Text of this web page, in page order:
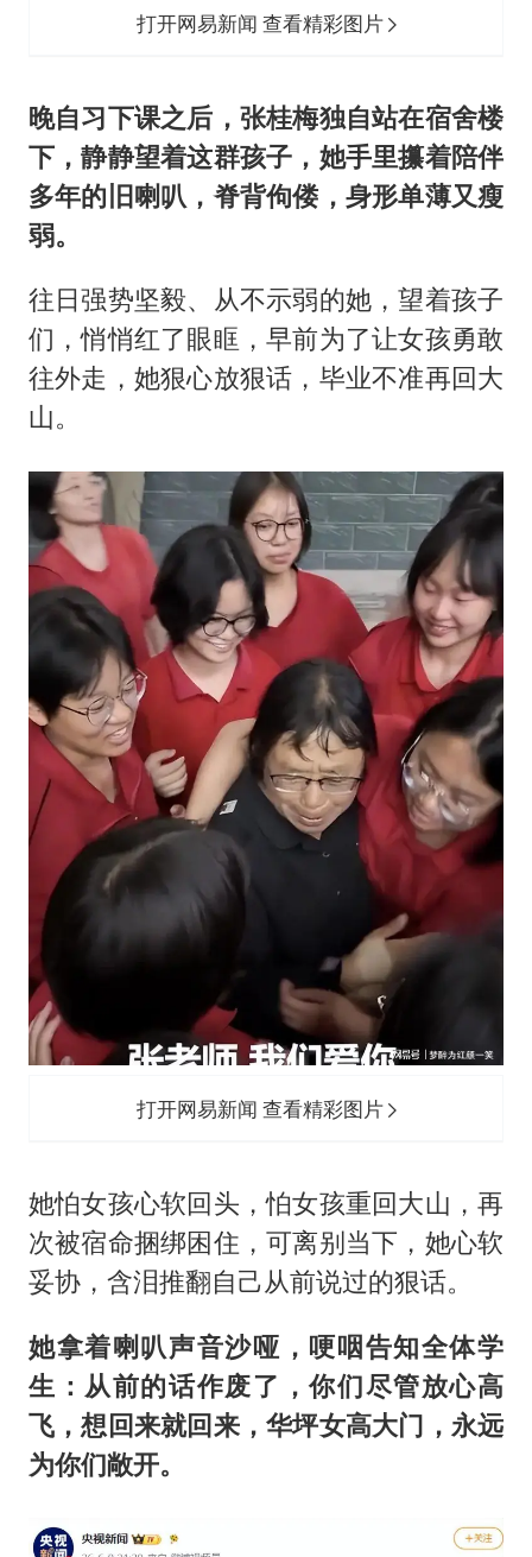
打开网易新闻 查看精彩图片
晚自习下课之后，张桂梅独自站在宿舍楼
下，静静望着这群孩子，她手里攥着陪伴
多年的旧喇叭，脊背佝偻，身形单薄又瘦
弱。
往日强势坚毅、从不示弱的她，望着孩子
们，悄悄红了眼眶，早前为了让女孩勇敢
往外走，她狠心放狠话，毕业不准再回大
山。
打开网易新闻 查看精彩图片
她怕女孩心软回头，怕女孩重回大山，再
次被宿命捆绑困住，可离别当下，她心软
妥协，含泪推翻自己从前说过的狠话。
她拿着喇叭声音沙哑，哽咽告知全体学
生：从前的话作废了，你们尽管放心高
飞，想回来就回来，华坪女高大门，永远
为你们敞开。